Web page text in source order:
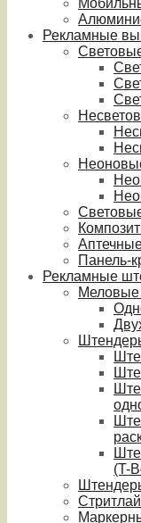
Рекламные
Панель-
Рекламные
(T-